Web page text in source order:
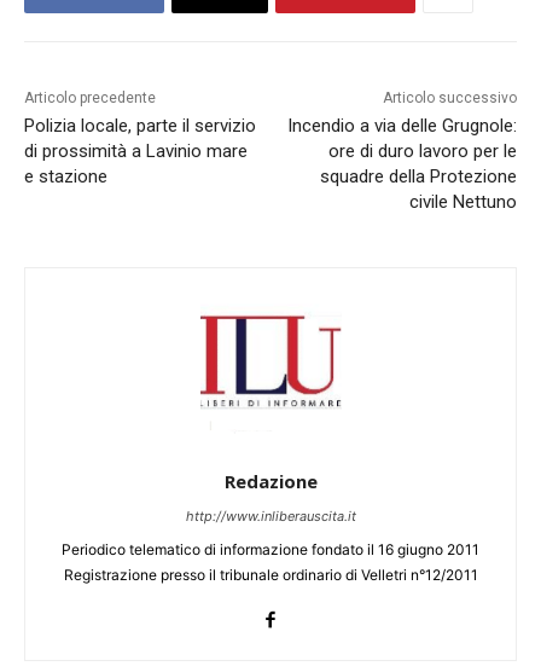
Articolo precedente
Polizia locale, parte il servizio
di prossimità a Lavinio mare
e stazione
Articolo successivo
Incendio a via delle Grugnole:
ore di duro lavoro per le
squadre della Protezione
civile Nettuno
Redazione
http://www.inliberauscita.it
Periodico telematico di informazione fondato il 16 giugno 2011
Registrazione presso il tribunale ordinario di Velletri n°12/2011